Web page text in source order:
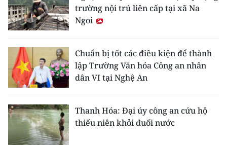
trường nội trú liên cấp tại xã Na
Ngoi
Chuẩn bị tốt các điều kiện để thành
lập Trường Văn hóa Công an nhân
dân VI tại Nghệ An
Thanh Hóa: Đại úy công an cứu hộ
thiếu niên khỏi đuối nước